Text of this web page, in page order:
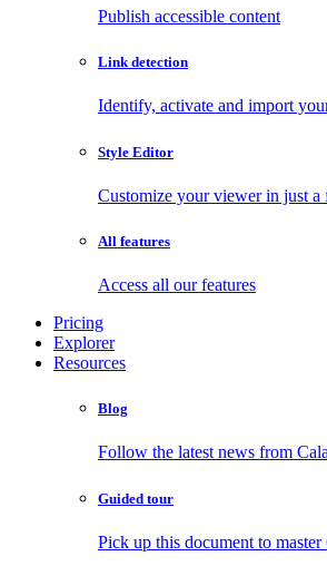
Publish accessible content
Link detection
Identify, activate and import
Style Editor
Customize your viewer in just a
All features
Access all our features
Pricing
Explorer
Resources
Blog
Follow the latest news from
Guided tour
Pick up this document to master